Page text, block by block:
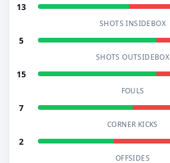
13
SHOTS INSIDEBOX
5
SHOTS OUTSIDEBOX
15
FOULS
7
CORNER KICKS
2
OFFSIDES